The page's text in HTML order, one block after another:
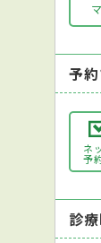
予
ネ
予
診